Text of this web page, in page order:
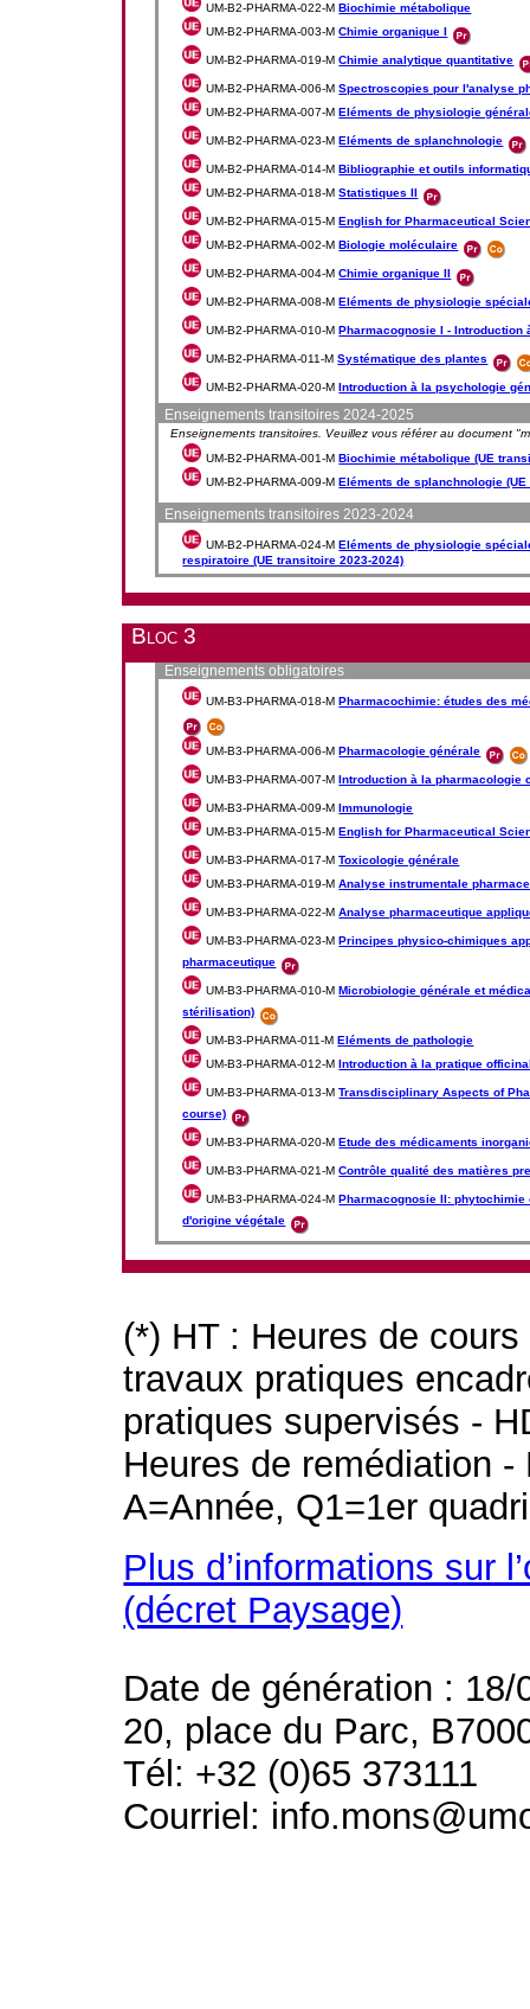
UM-B2-PHARMA-022-MBiochimie métabolique
UM-B2-PHARMA-003-MChimie organique I
UM-B2-PHARMA-019-MChimie analytique quantitative
UM-B2-PHARMA-006-MSpectroscopies pour l'analyse
UM-B2-PHARMA-007-MEléments de physiologie
UM-B2-PHARMA-023-MEléments de splanchnologie
UM-B2-PHARMA-014-MBibliographie et outils
UM-B2-PHARMA-018-MStatistiques II
UM-B2-PHARMA-015-MEnglish for Pharmaceutical
UM-B2-PHARMA-002-MBiologie moléculaire
UM-B2-PHARMA-004-MChimie organique II
UM-B2-PHARMA-008-MEléments de physiologie
UM-B2-PHARMA-010-MPharmacognosie I - Introduction
UM-B2-PHARMA-011-MSystématique des plantes
UM-B2-PHARMA-020-MIntroduction à la psychologie
Enseignements transitoires 2024-2025
Enseignements transitoires. Veuillez vous référer au document
UM-B2-PHARMA-001-MBiochimie métabolique (UE
UM-B2-PHARMA-009-MEléments de splanchnologie
Enseignements transitoires 2023-2024
UM-B2-PHARMA-024-MEléments de physiologie
respiratoire (UE transitoire 2023-2024)
Bloc 3
Enseignements obligatoires
UM-B3-PHARMA-018-MPharmacochimie: études des
UM-B3-PHARMA-006-MPharmacologie générale
UM-B3-PHARMA-007-MIntroduction à la pharmacologie
UM-B3-PHARMA-009-MImmunologie
UM-B3-PHARMA-015-MEnglish for Pharmaceutical
UM-B3-PHARMA-017-MToxicologie générale
UM-B3-PHARMA-019-MAnalyse instrumentale
UM-B3-PHARMA-022-MAnalyse pharmaceutique
UM-B3-PHARMA-023-MPrincipes physico-chimiques
pharmaceutique
UM-B3-PHARMA-010-MMicrobiologie générale et
stérilisation)
UM-B3-PHARMA-011-MEléments de pathologie
UM-B3-PHARMA-012-MIntroduction à la pratique
UM-B3-PHARMA-013-MTransdisciplinary Aspects of
course)
UM-B3-PHARMA-020-MEtude des médicaments
UM-B3-PHARMA-021-MContrôle qualité des matières
UM-B3-PHARMA-024-MPharmacognosie II:
d'origine végétale
(*) HT : Heures de
travaux pratiques
pratiques supervisés -
Heures de remédiation
A=Année, Q1=1er
Plus d’informations sur
(décret Paysage)
Date de génération : 18/
20, place du Parc,
Tél: +32 (0)65 373111
Courriel: